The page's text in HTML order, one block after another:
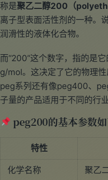
称是聚乙二醇200（
离子型表面活性剂的一种。
润滑性的液体化合物。
而“200”这个数字，指的是
g/mol。这决定了它的物理性
peg系列还有像peg400、
子量的产品适用于不同的行业
peg200的基本参数如
特性
化学名称
聚乙